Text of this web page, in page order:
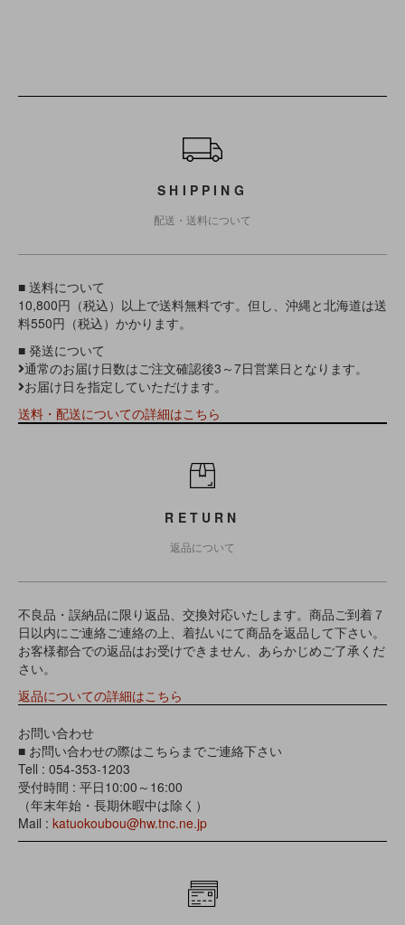
ショッピングガイド
SHIPPING
配送・送料について
■ 送料について
10,800円（税込）以上で送料無料です。但し、沖縄と北海道は送
料550円（税込）かかります。
■ 発送について
通常のお届け日数はご注文確認後3～7日営業日となります。
お届け日を指定していただけます。
送料・配送についての詳細はこちら
RETURN
返品について
不良品・誤納品に限り返品、交換対応いたします。商品ご到着７
日以内にご連絡ご連絡の上、着払いにて商品を返品して下さい。
お客様都合での返品はお受けできません、あらかじめご了承くだ
さい。
返品についての詳細はこちら
お問い合わせ
■ お問い合わせの際はこちらまでご連絡下さい
Tell : 054-353-1203
受付時間 : 平日10:00～16:00
（年末年始・長期休暇中は除く）
Mail : katuokoubou@hw.tnc.ne.jp